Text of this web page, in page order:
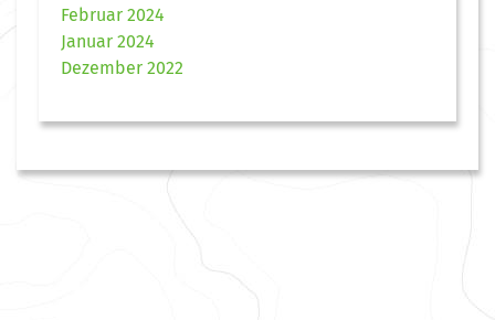
Februar 2024
Januar 2024
Dezember 2022